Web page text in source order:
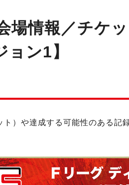
場情報／チケ
ン1】
）や達成する可能性のある記